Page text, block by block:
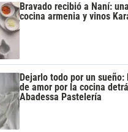
Bravado recibió a Naní:
cocina armenia y vinos
Dejarlo todo por un
de amor por la cocina
Abadessa Pastelería